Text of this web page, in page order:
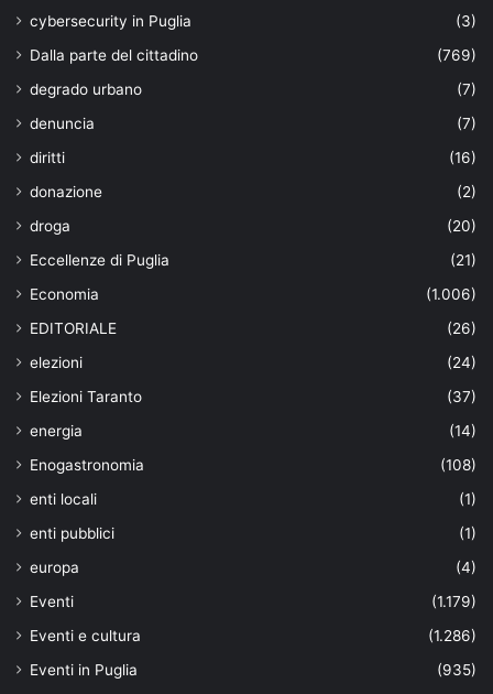
cybersecurity in Puglia
(3)
Dalla parte del cittadino
(769)
degrado urbano
(7)
denuncia
(7)
diritti
(16)
donazione
(2)
droga
(20)
Eccellenze di Puglia
(21)
Economia
(1.006)
EDITORIALE
(26)
elezioni
(24)
Elezioni Taranto
(37)
energia
(14)
Enogastronomia
(108)
enti locali
(1)
enti pubblici
(1)
europa
(4)
Eventi
(1.179)
Eventi e cultura
(1.286)
Eventi in Puglia
(935)